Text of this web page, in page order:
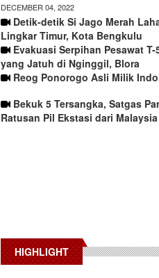
DECEMBER 04, 2022
Detik-detik Si Jago Merah
Lingkar Timur, Kota Bengkulu
Evakuasi Serpihan Pesawat
yang Jatuh di Nginggil, Blora
Reog Ponorogo Asli Milik
Bekuk 5 Tersangka, Satgas
Ratusan Pil Ekstasi dari Malaysia
HIGHLIGHT